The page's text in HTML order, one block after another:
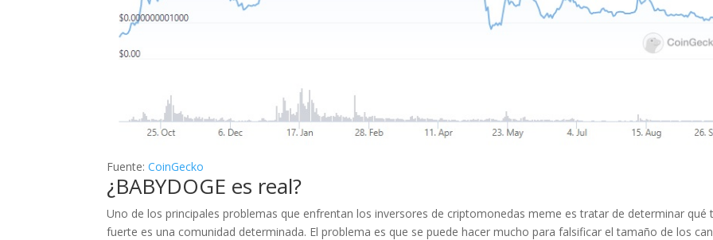
Fuente:CoinGecko
¿BABYDOGE es real?
Uno de los principales problemas que enfrentan los inversores de criptomonedas meme es tratar de determinar qué
fuerte es una comunidad determinada. El problema es que se puede hacer mucho para falsificar el tamaño de los